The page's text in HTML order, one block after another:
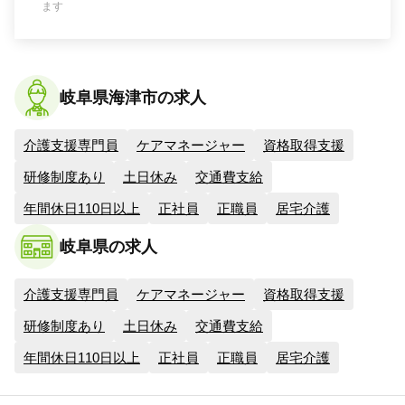
ます
岐阜県海津市の求人
介護支援専門員 ケアマネージャー 資格取得支援
研修制度あり 土日休み 交通費支給
年間休日110日以上 正社員 正職員 居宅介護
岐阜県の求人
介護支援専門員 ケアマネージャー 資格取得支援
研修制度あり 土日休み 交通費支給
年間休日110日以上 正社員 正職員 居宅介護